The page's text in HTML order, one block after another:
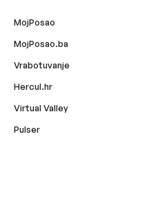
MojPosao
MojPosao.ba
Vrabotuvanje
Hercul.hr
Virtual Valley
Pulser